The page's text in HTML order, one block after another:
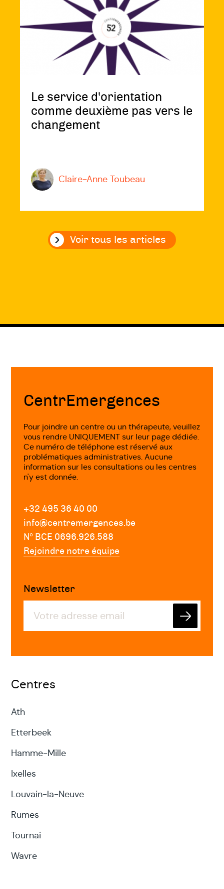
deuxième
pas
changement
Le service d'orientation
comme deuxième pas vers le
changement
Claire-Anne Toubeau
Voir tous les articles
Précédent
Suivant
Fin
CentrEmergences
Pour joindre un centre ou un thérapeute, veuillez
vous rendre UNIQUEMENT sur leur page dédiée.
Ce numéro de téléphone est réservé aux
problématiques administratives. Aucune
information sur les consultations ou les centres
n'y est donnée.
+32 495 36 40 00
info@centremergences.be
Nº BCE 0696.926.588
Rejoindre notre équipe
Newsletter
Centres
Ath
Etterbeek
Hamme-Mille
Ixelles
Louvain-la-Neuve
Rumes
Tournai
Wavre